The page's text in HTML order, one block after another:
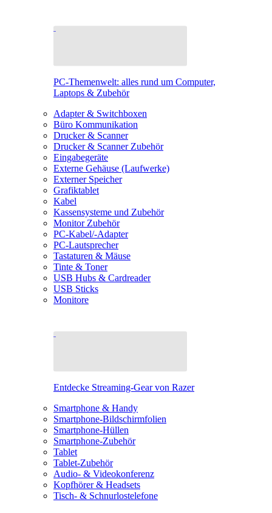
PC-Themenwelt: alles rund um Computer,
Laptops & Zubehör
Adapter & Switchboxen
Büro Kommunikation
Drucker & Scanner
Drucker & Scanner Zubehör
Eingabegeräte
Externe Gehäuse (Laufwerke)
Externer Speicher
Grafiktablet
Kabel
Kassensysteme und Zubehör
Monitor Zubehör
PC-Kabel/-Adapter
PC-Lautsprecher
Tastaturen & Mäuse
Tinte & Toner
USB Hubs & Cardreader
USB Sticks
Monitore
Entdecke Streaming-Gear von Razer
Smartphone & Handy
Smartphone-Bildschirmfolien
Smartphone-Hüllen
Smartphone-Zubehör
Tablet
Tablet-Zubehör
Audio- & Videokonferenz
Kopfhörer & Headsets
Tisch- & Schnurlostelefone